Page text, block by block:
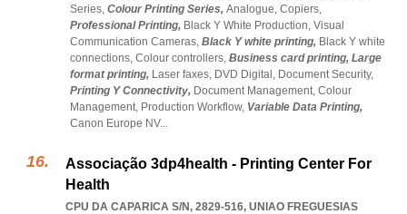
Series, Colour Printing Series, Analogue, Copiers,
Professional Printing, Black Y White Production, Visual
Communication Cameras, Black Y white printing, Black Y white
connections, Colour controllers, Business card printing, Large
format printing, Laser faxes, DVD Digital, Document Security,
Printing Y Connectivity, Document Management, Colour
Management, Production Workflow, Variable Data Printing,
Canon Europe NV...
Associação 3dp4health - Printing Center For
Health
CPU DA CAPARICA S/N, 2829-516, UNIAO FREGUESIAS